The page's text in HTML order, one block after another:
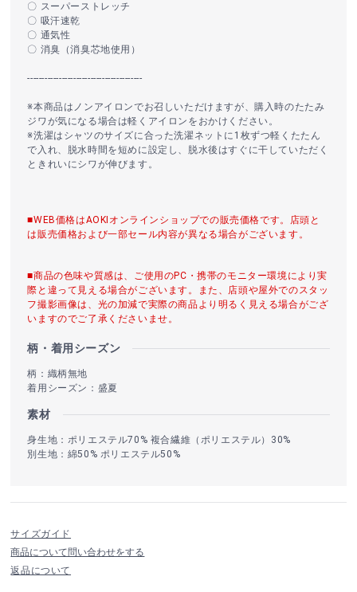
〇 スーパーストレッチ
〇 吸汗速乾
〇 通気性
〇 消臭（消臭芯地使用）
----------------------------------------
※本商品はノンアイロンでお召しいただけますが、購入時のたたみ
ジワが気になる場合は軽くアイロンをおかけください。
※洗濯はシャツのサイズに合った洗濯ネットに1枚ずつ軽くたたん
で入れ、脱水時間を短めに設定し、脱水後はすぐに干していただく
ときれいにシワが伸びます。
■WEB価格はAOKIオンラインショップでの販売価格です。店頭と
は販売価格および一部セール内容が異なる場合がございます。
■商品の色味や質感は、ご使用のPC・携帯のモニター環境により実
際と違って見える場合がございます。また、店頭や屋外でのスタッ
フ撮影画像は、光の加減で実際の商品より明るく見える場合がござ
いますのでご了承くださいませ。
柄・着用シーズン
柄：織柄無地
着用シーズン：盛夏
素材
身生地：ポリエステル70% 複合繊維（ポリエステル）30%
別生地：綿50% ポリエステル50%
サイズガイド
商品について問い合わせをする
返品について